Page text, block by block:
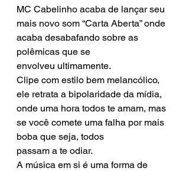
MC Cabelinho acaba de lançar seu
mais novo som “Carta Aberta” onde
acaba desabafando sobre as
polêmicas que se
envolveu ultimamente.
Clipe com estilo bem melancólico,
ele retrata a bipolaridade da mídia,
onde uma hora todos te amam, mas
se você comete uma falha por mais
boba que seja, todos
passam a te odiar.
A música em si é uma forma de